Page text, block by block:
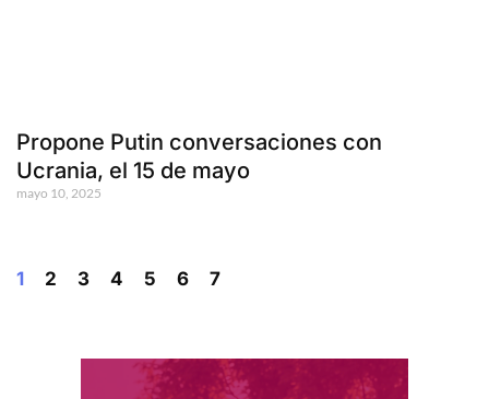
Propone Putin conversaciones con
Ucrania, el 15 de mayo
mayo 10, 2025
1 2 3 4 5 6 7